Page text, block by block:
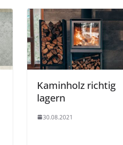
Kaminholz richtig
lagern
30.08.2021